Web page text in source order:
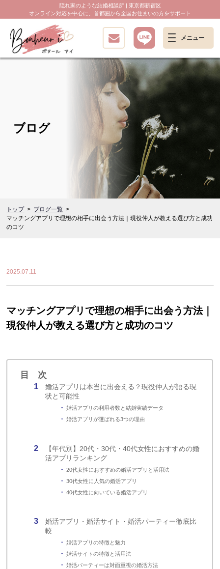
隠れ家のような結婚相談所 | 東京都新宿区
オンライン対応を中心に、首都圏から全国お住まいの方をサポート
ブログ
トップ
ブログ一覧
マッチングアプリで理想の相手に出会う方法｜現役仲人が教える選び方と成功
のコツ
2025.07.11
マッチングアプリで理想の相手に出会う方法｜
現役仲人が教える選び方と成功のコツ
目 次
婚活アプリは本当に出会える？現役仲人が語る現
状と可能性
婚活アプリの利用者数と結婚実績データ
婚活アプリが選ばれる3つの理由
【年代別】20代・30代・40代女性におすすめの婚
活アプリランキング
20代女性におすすめの婚活アプリと活用法
30代女性に人気の婚活アプリ
40代女性に向いている婚活アプリ
婚活アプリ・婚活サイト・婚活パーティー徹底比
較
婚活アプリの特徴と魅力
婚活サイトの特徴と活用法
婚活パーティーは対面重視の婚活方法